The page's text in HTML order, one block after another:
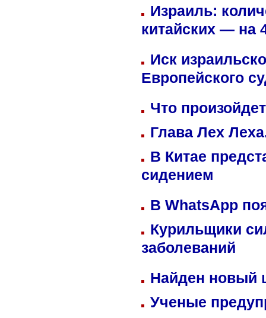
Израиль:
китайских — на
Иск
Европейского
Что
Глава Лех
В Китае
сидением
В WhatsApp
Курильщики
заболеваний
Найден
Ученые